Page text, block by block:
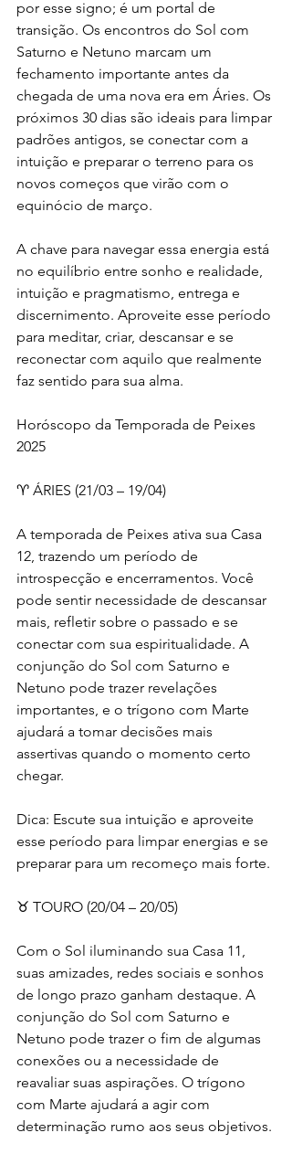
por esse signo; é um portal de
transição. Os encontros do Sol com
Saturno e Netuno marcam um
fechamento importante antes da
chegada de uma nova era em Áries. Os
próximos 30 dias são ideais para limpar
padrões antigos, se conectar com a
intuição e preparar o terreno para os
novos começos que virão com o
equinócio de março.
A chave para navegar essa energia está
no equilíbrio entre sonho e realidade,
intuição e pragmatismo, entrega e
discernimento. Aproveite esse período
para meditar, criar, descansar e se
reconectar com aquilo que realmente
faz sentido para sua alma.
Horóscopo da Temporada de Peixes
2025
♈ ÁRIES (21/03 – 19/04)
A temporada de Peixes ativa sua Casa
12, trazendo um período de
introspecção e encerramentos. Você
pode sentir necessidade de descansar
mais, refletir sobre o passado e se
conectar com sua espiritualidade. A
conjunção do Sol com Saturno e
Netuno pode trazer revelações
importantes, e o trígono com Marte
ajudará a tomar decisões mais
assertivas quando o momento certo
chegar.
Dica: Escute sua intuição e aproveite
esse período para limpar energias e se
preparar para um recomeço mais forte.
♉ TOURO (20/04 – 20/05)
Com o Sol iluminando sua Casa 11,
suas amizades, redes sociais e sonhos
de longo prazo ganham destaque. A
conjunção do Sol com Saturno e
Netuno pode trazer o fim de algumas
conexões ou a necessidade de
reavaliar suas aspirações. O trígono
com Marte ajudará a agir com
determinação rumo aos seus objetivos.